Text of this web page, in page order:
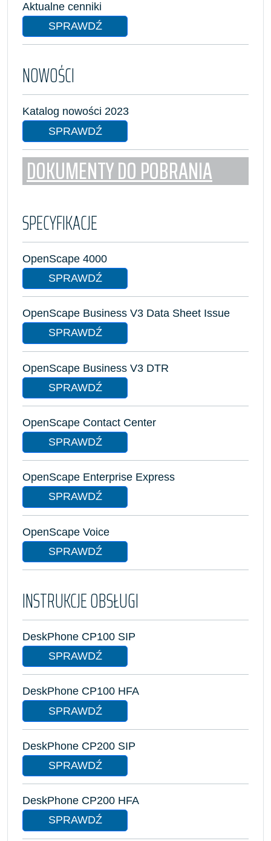
Aktualne cenniki
SPRAWDŹ
NOWOŚCI
Katalog nowości 2023
SPRAWDŹ
DOKUMENTY DO POBRANIA
SPECYFIKACJE
OpenScape 4000
SPRAWDŹ
OpenScape Business V3 Data Sheet Issue
SPRAWDŹ
OpenScape Business V3 DTR
SPRAWDŹ
OpenScape Contact Center
SPRAWDŹ
OpenScape Enterprise Express
SPRAWDŹ
OpenScape Voice
SPRAWDŹ
INSTRUKCJE OBSŁUGI
DeskPhone CP100 SIP
SPRAWDŹ
DeskPhone CP100 HFA
SPRAWDŹ
DeskPhone CP200 SIP
SPRAWDŹ
DeskPhone CP200 HFA
SPRAWDŹ